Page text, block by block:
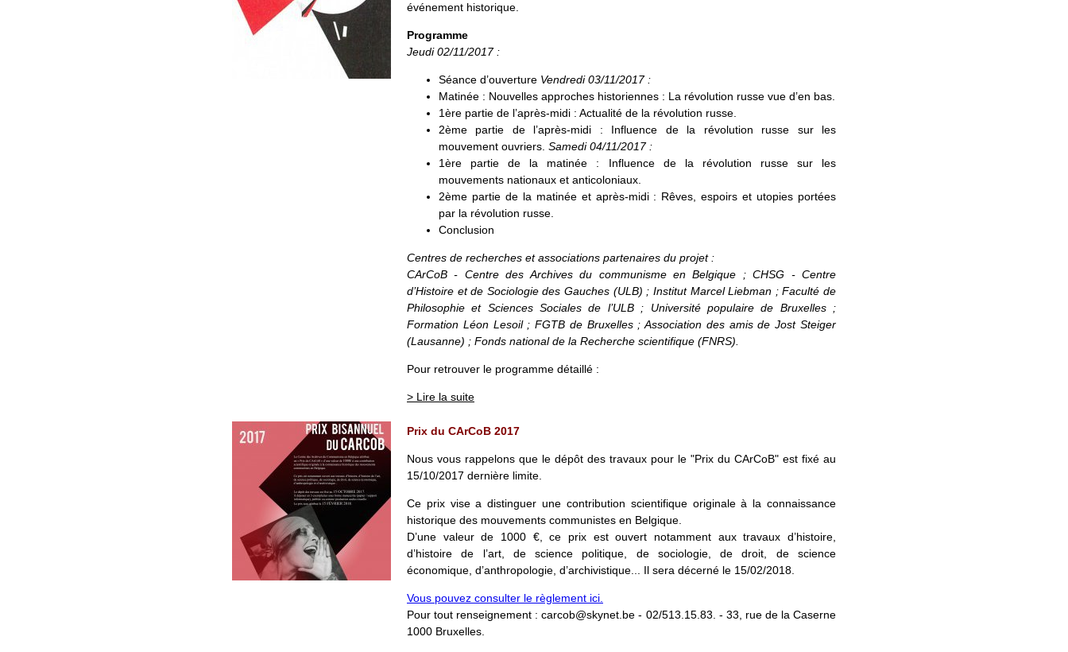
événement historique.
Programme
Jeudi 02/11/2017 :
Séance d’ouverture Vendredi 03/11/2017 :
Matinée : Nouvelles approches historiennes : La révolution russe vue d’en bas.
1ère partie de l’après-midi : Actualité de la révolution russe.
2ème partie de l’après-midi : Influence de la révolution russe sur les
mouvement ouvriers. Samedi 04/11/2017 :
1ère partie de la matinée : Influence de la révolution russe sur les
mouvements nationaux et anticoloniaux.
2ème partie de la matinée et après-midi : Rêves, espoirs et utopies portées
par la révolution russe.
Conclusion
Centres de recherches et associations partenaires du projet :
CArCoB - Centre des Archives du communisme en Belgique ; CHSG - Centre
d’Histoire et de Sociologie des Gauches (ULB) ; Institut Marcel Liebman ; Faculté de
Philosophie et Sciences Sociales de l’ULB ; Université populaire de Bruxelles ;
Formation Léon Lesoil ; FGTB de Bruxelles ; Association des amis de Jost Steiger
(Lausanne) ; Fonds national de la Recherche scientifique (FNRS).
Pour retrouver le programme détaillé :
> Lire la suite
Prix du CArCoB 2017
Nous vous rappelons que le dépôt des travaux pour le "Prix du CArCoB" est fixé au
15/10/2017 dernière limite.
Ce prix vise a distinguer une contribution scientifique originale à la connaissance
historique des mouvements communistes en Belgique.
D’une valeur de 1000 €, ce prix est ouvert notamment aux travaux d’histoire,
d’histoire de l’art, de science politique, de sociologie, de droit, de science
économique, d’anthropologie, d’archivistique... Il sera décerné le 15/02/2018.
Vous pouvez consulter le règlement ici.
Pour tout renseignement : carcob@skynet.be - 02/513.15.83. - 33, rue de la Caserne
1000 Bruxelles.